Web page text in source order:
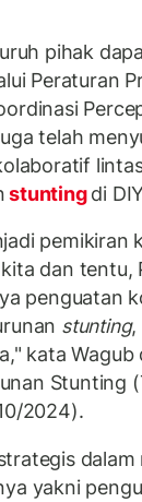
pihak
Peraturan
telah
stuntingdi
pemikiran
dan tentu,
penguatan
stunting,
kata Wagub
Stunting
2024).
dalam
yakni